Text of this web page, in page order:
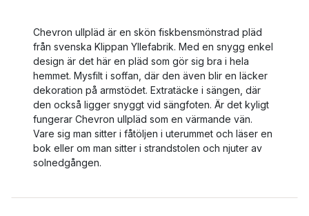
Chevron ullpläd är en skön fiskbensmönstrad pläd
från svenska Klippan Yllefabrik. Med en snygg enkel
design är det här en pläd som gör sig bra i hela
hemmet. Mysfilt i soffan, där den även blir en läcker
dekoration på armstödet. Extratäcke i sängen, där
den också ligger snyggt vid sängfoten. Är det kyligt
fungerar Chevron ullpläd som en värmande vän.
Vare sig man sitter i fåtöljen i uterummet och läser en
bok eller om man sitter i strandstolen och njuter av
solnedgången.